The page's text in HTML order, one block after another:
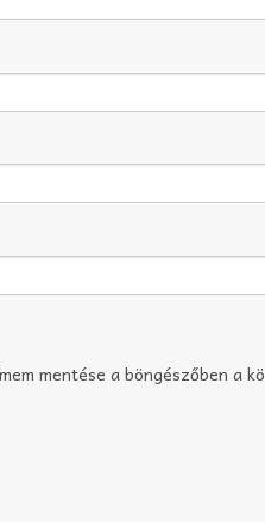
mentése a böngészőben a